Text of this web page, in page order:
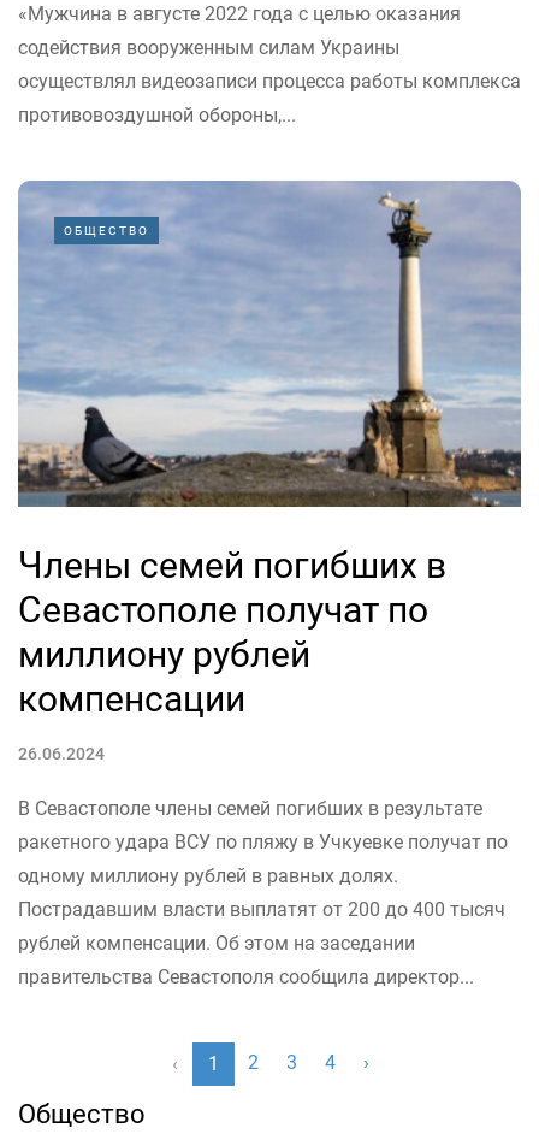
«Мужчина в августе 2022 года с целью оказания
содействия вооруженным силам Украины
осуществлял видеозаписи процесса работы комплекса
противовоздушной обороны,...
ОБЩЕСТВО
Члены семей погибших в
Севастополе получат по
миллиону рублей
компенсации
26.06.2024
В Севастополе члены семей погибших в результате
ракетного удара ВСУ по пляжу в Учкуевке получат по
одному миллиону рублей в равных долях.
Пострадавшим власти выплатят от 200 до 400 тысяч
рублей компенсации. Об этом на заседании
правительства Севастополя сообщила директор...
‹ 1 2 3 4 ›
Общество